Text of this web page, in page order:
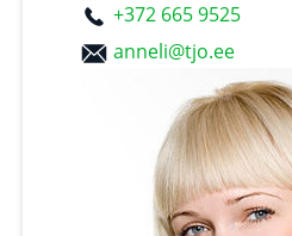
+372 665 9525
anneli@tjo.ee